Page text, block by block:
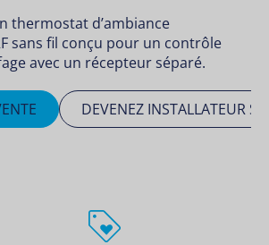
thermostat d’ambiance
sans fil conçu pour un contrôle
avec un récepteur séparé.
DEVENEZ INSTALLATEUR